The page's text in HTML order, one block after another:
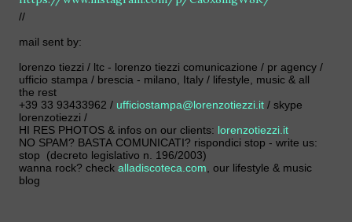
//
mail sent by:
lorenzo tiezzi / ltc - lorenzo tiezzi comunicazione / pr agency /
ufficio stampa / brescia - milano, Italy / lifestyle, music & all
the rest
+39 33 93433962 / ufficiostampa@lorenzotiezzi.it / skype
lorenzotiezzi /
HI RES PHOTOS & infos on our clients: lorenzotiezzi.it
NO SPAM? BASTA COMUNICATI? rispondici stop - write us:
stop (decreto legislativo n. 196/2003)
wanna rock? check alladiscoteca.com , our lifestyle & music
blog